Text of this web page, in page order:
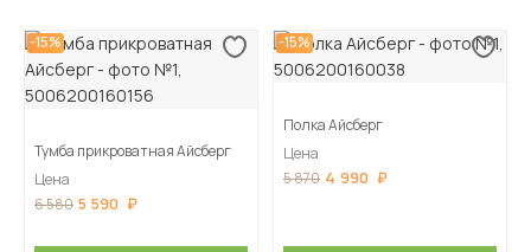
-15%
Тумба прикроватная Айсберг
Цена
6 580 5 590
-15%
Полка Айсберг
Цена
5 870 4 990